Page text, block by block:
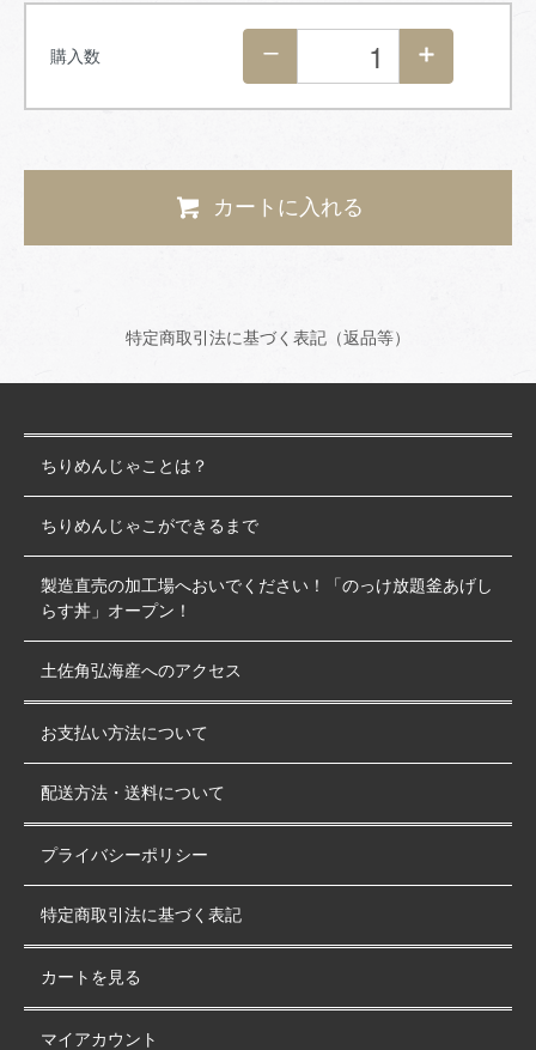
購入数
カートに入れる
特定商取引法に基づく表記（返品等）
ちりめんじゃことは？
ちりめんじゃこができるまで
製造直売の加工場へおいでください！「のっけ放題釜あげし
らす丼」オープン！
土佐角弘海産へのアクセス
お支払い方法について
配送方法・送料について
プライバシーポリシー
特定商取引法に基づく表記
カートを見る
マイアカウント